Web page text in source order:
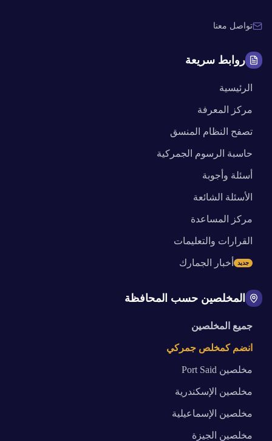
تواصل معنا
روابط سريعة
الرئيسية
مركز المعرفة
تصفح النظام المنسق
حاسبة الرسوم الجمركية
أسئلة وأجوبة
الأسئلة الشائعة
مركز المساعدة
القرارات والتعليمات
أخبار الجمارك جديد
المخلصين حسب المحافظة
جميع المخلصين
انضم كمخلص جمركي
مخلصين Port Said
مخلصين الإسكندرية
مخلصين الإسماعيلية
مخلصين الجيزة